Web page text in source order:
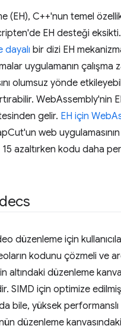
(EH), C++'nun temel
EH desteği
dayalı bir dizi EH
uygulamanın çalışma
olumsuz yönde
WebAssembly'nin
gelir. EH için
web
azaltırken kodu daha
düzenleme için
kodunu çözmeli ve
altındaki düzenleme
SIMD için optimize
bile, yüksek
düzenleme